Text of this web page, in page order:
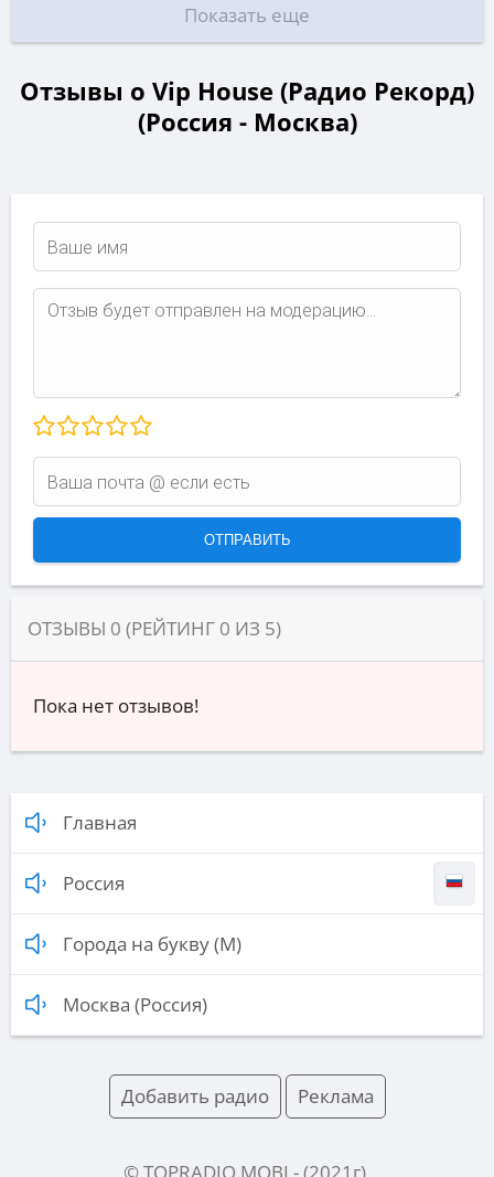
Показать еще
Отзывы о Vip House (Радио Рекорд)
(Россия - Москва)
ОТЗЫВЫ 0 (РЕЙТИНГ 0 ИЗ 5)
Пока нет отзывов!
Главная
Россия
Города на букву (М)
Москва (Россия)
Добавить радио Реклама
© TOPRADIO.MOBI - (2021 г).